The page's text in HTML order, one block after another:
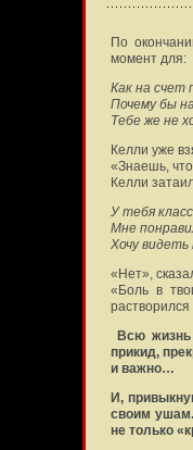
По
момент для:
Как на счет
Почему бы
Тебе же не
Келли уже
«Знаешь,
Келли
У тебя
Мне
Хочу видеть
«Нет»,
«Боль в
растворился
Всю жизнь
прикид,
и важно…
И,
своим
не только